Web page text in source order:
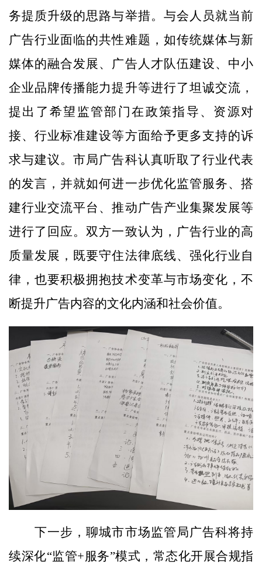
务提质升级的思路与举措。与会人员就当前
广告行业面临的共性难题，如传统媒体与新
媒体的融合发展、广告人才队伍建设、中小
企业品牌传播能力提升等进行了坦诚交流，
提出了希望监管部门在政策指导、资源对
接、行业标准建设等方面给予更多支持的诉
求与建议。市局广告科认真听取了行业代表
的发言，并就如何进一步优化监管服务、搭
建行业交流平台、推动广告产业集聚发展等
进行了回应。双方一致认为，广告行业的高
质量发展，既要守住法律底线、强化行业自
律，也要积极拥抱技术变革与市场变化，不
断提升广告内容的文化内涵和社会价值。
下一步，聊城市市场监管局广告科将持
续深化“监管+服务”模式，常态化开展合规指